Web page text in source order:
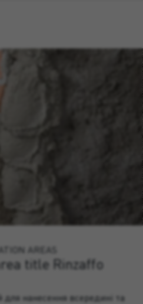
AREAS
title Rinzaffo
для нанесення всередині та